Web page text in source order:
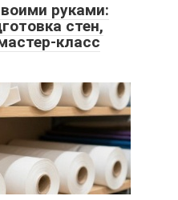
руками:
стен,
класс